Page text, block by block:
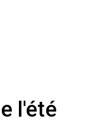
l'été